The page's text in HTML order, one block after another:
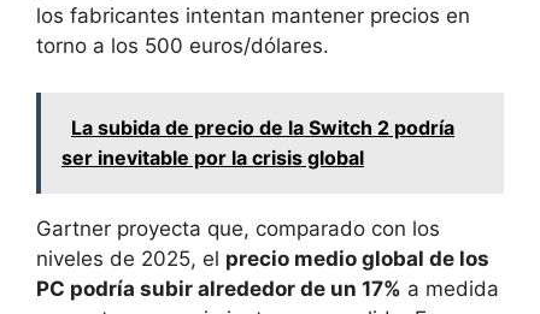
los fabricantes intentan mantener precios en
torno a los 500 euros/dólares.
La subida de precio de la Switch 2 podría
ser inevitable por la crisis global
Gartner proyecta que, comparado con los
niveles de 2025, el precio medio global de los
PC podría subir alrededor de un 17% a medida